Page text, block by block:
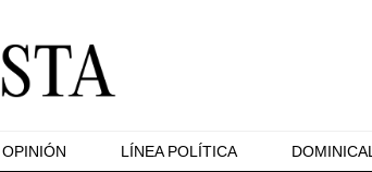
OPINIÓN LÍNEA POLÍTICA DOMINICAL